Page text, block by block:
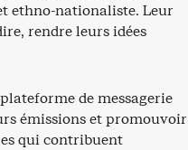
ethno-nationaliste. Leur
rendre leurs idées
de messagerie
émissions et promouvoir
qui contribuent